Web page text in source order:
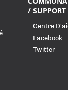
/ SUPPORT
Centre
Facebook
Twitter